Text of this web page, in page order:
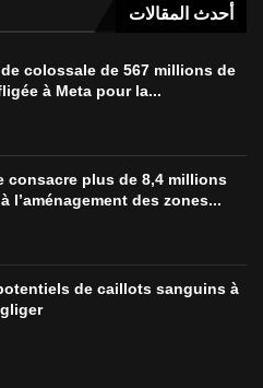
أحدث المقالات
colossale de 567 millions de
à Meta pour la...
consacre plus de 8,4 millions
l’aménagement des zones...
de caillots sanguins à